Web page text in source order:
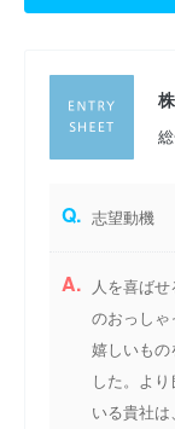
Q. 志望動機
A. 人を喜ば
のおっしゃ
嬉しいもの
した。よ
いる貴社